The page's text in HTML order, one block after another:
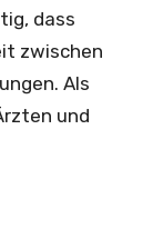
dass
zwischen
Als
und